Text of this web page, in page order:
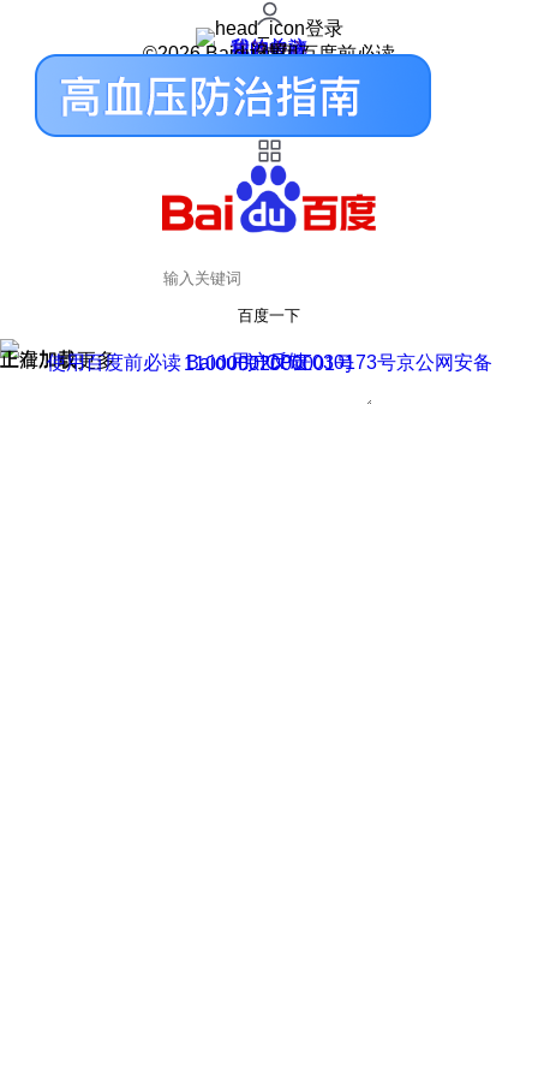
登录
我的关注
我的收藏
皮肤中心
用户反馈
设置
©2026 Baidu 使用百度前必读
百度一下
正在加载
上滑加载更多 用户反馈
使用百度前必读 Baidu 京ICP证030173号
京公网安备11000002000001号